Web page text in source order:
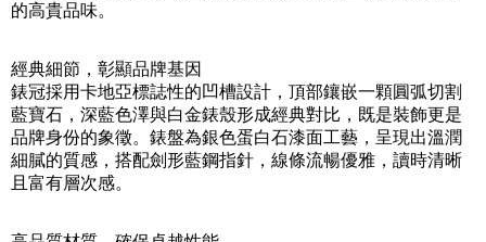
的高貴品味。
經典細節，彰顯品牌基因
錶冠採用卡地亞標誌性的凹槽設計，頂部鑲嵌一顆圓弧切割
藍寶石，深藍色澤與白金錶殼形成經典對比，既是裝飾更是
品牌身份的象徵。錶盤為銀色蛋白石漆面工藝，呈現出溫潤
細膩的質感，搭配劍形藍鋼指針，線條流暢優雅，讀時清晰
且富有層次感。